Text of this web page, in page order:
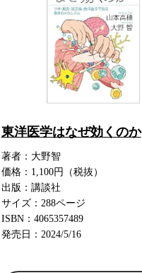
東洋医学はなぜ効くのか
著者：大野智
価格：1,100円（税抜）
出版：講談社
サイズ：288ページ
ISBN：4065357489
発売日：2024/5/16